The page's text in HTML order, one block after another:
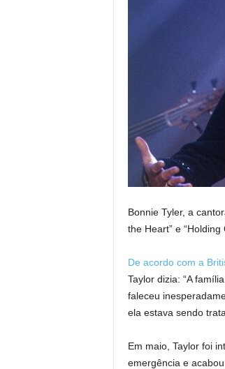
Bonnie Tyler, a
the Heart” e
De acordo com a
Taylor dizia: “A
faleceu
ela estava sendo
Em maio, Taylor foi
emergência e